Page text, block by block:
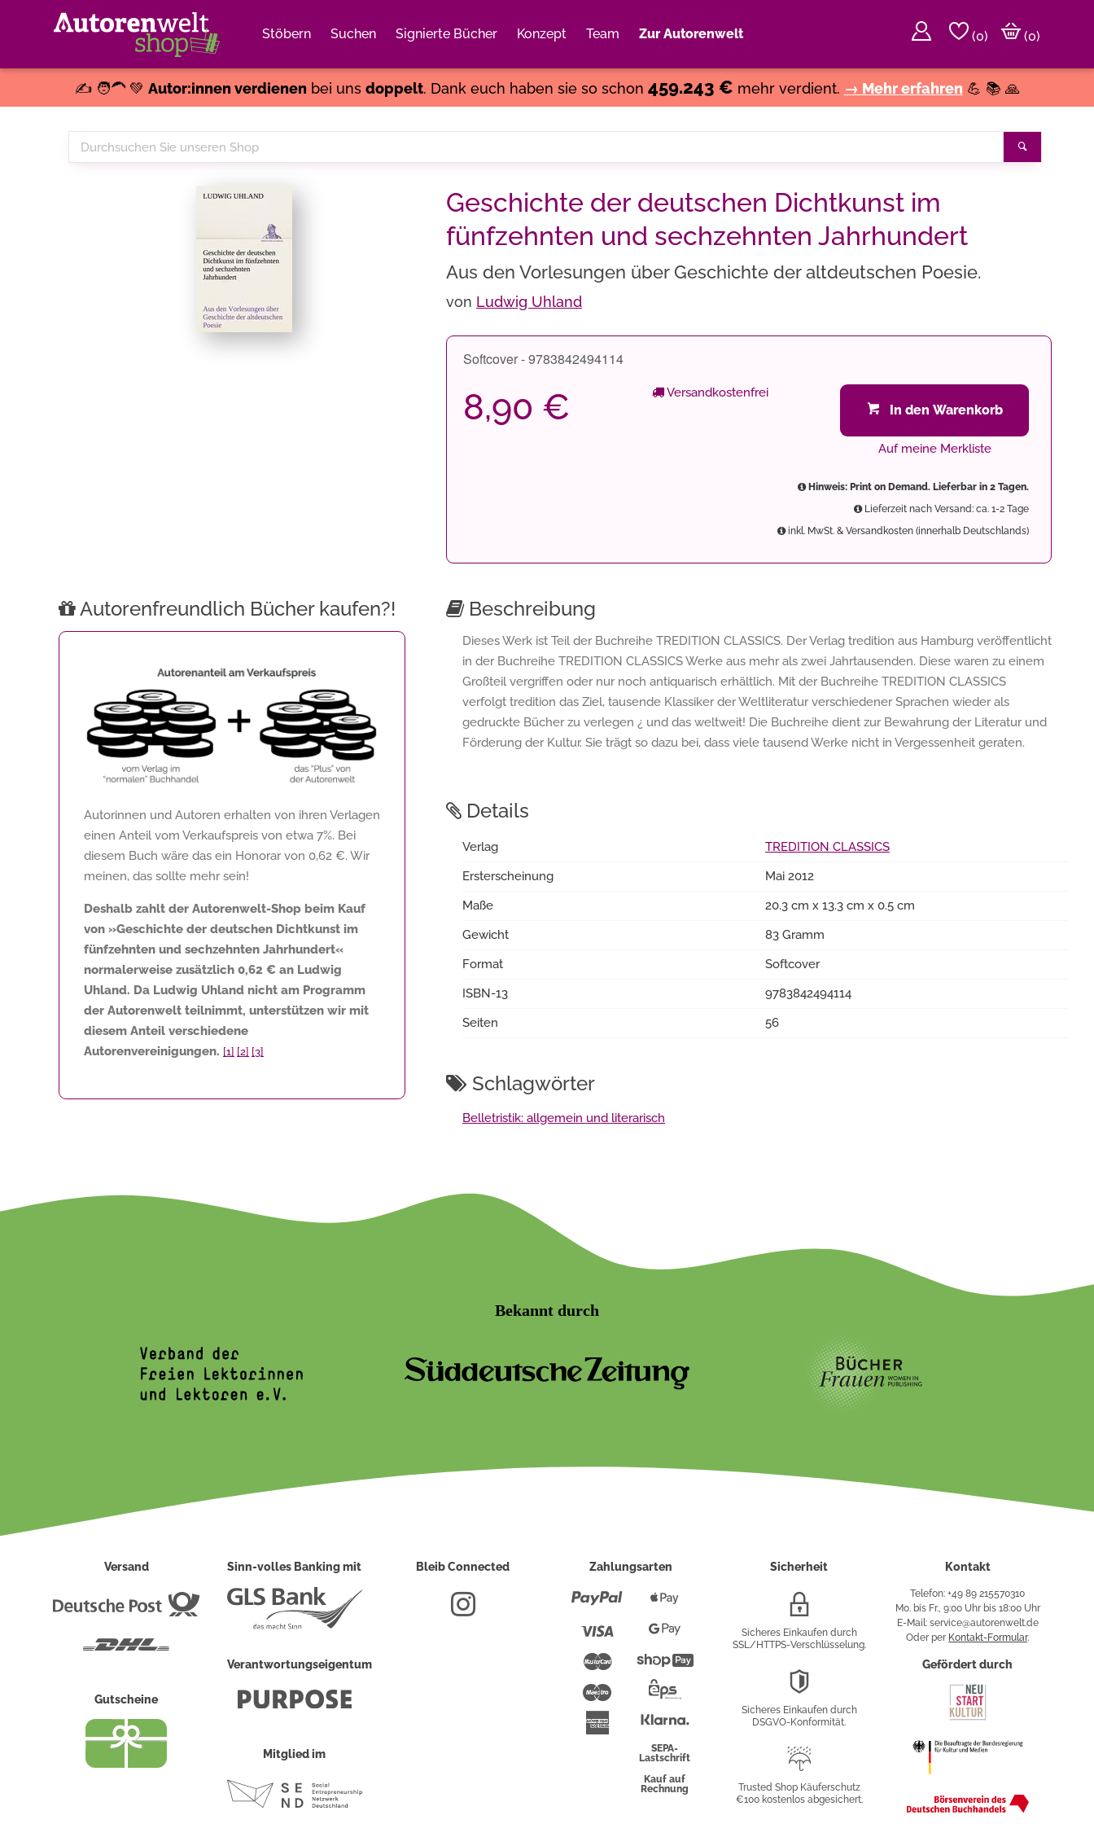
Stöbern Suchen Signierte Bücher Konzept Team Zur Autorenwelt (0)
(0)
✍️ 🧑‍🦱 💚 Autor:innen verdienenbei uns doppelt. Dank euch haben sie so schon 459.243 € mehr verdient. → Mehr erfahren 💪 📚 🙏
Durchsuchen
Sie
Geschichte der deutschen Dichtkunst im
fünfzehnten und sechzehnten Jahrhundert
Aus den Vorlesungen über Geschichte der altdeutschen Poesie.
von Ludwig Uhland
Softcover - 9783842494114
8,90 € Versandkostenfrei
In den Warenkorb
Auf meine Merkliste
Hinweis: Print on Demand. Lieferbar in 2 Tagen.
Lieferzeit nach Versand: ca. 1-2 Tage
inkl. MwSt. & Versandkosten (innerhalb Deutschlands)
Autorenfreundlich Bücher kaufen?!
Autorinnen und Autoren erhalten von ihren Verlagen
einen Anteil vom Verkaufspreis von etwa 7%. Bei
diesem Buch wäre das ein Honorar von 0,62 €. Wir
meinen, das sollte mehr sein!
Deshalb zahlt der Autorenwelt-Shop beim Kauf
von »Geschichte der deutschen Dichtkunst im
fünfzehnten und sechzehnten Jahrhundert«
normalerweise zusätzlich 0,62 € an Ludwig
Uhland. Da Ludwig Uhland nicht am Programm
der Autorenwelt teilnimmt, unterstützen wir mit
diesem Anteil verschiedene
Autorenvereinigungen. [1] [2] [3]
Beschreibung
Dieses Werk ist Teil der Buchreihe TREDITION CLASSICS. Der Verlag tredition aus Hamburg veröffentlicht
in der Buchreihe TREDITION CLASSICS Werke aus mehr als zwei Jahrtausenden. Diese waren zu einem
Großteil vergriffen oder nur noch antiquarisch erhältlich. Mit der Buchreihe TREDITION CLASSICS
verfolgt tredition das Ziel, tausende Klassiker der Weltliteratur verschiedener Sprachen wieder als
gedruckte Bücher zu verlegen ¿ und das weltweit! Die Buchreihe dient zur Bewahrung der Literatur und
Förderung der Kultur. Sie trägt so dazu bei, dass viele tausend Werke nicht in Vergessenheit geraten.
Details
Verlag
TREDITION CLASSICS
Ersterscheinung
Mai 2012
Maße
20.3 cm x 13.3 cm x 0.5 cm
Gewicht
83 Gramm
Format
Softcover
ISBN-13
9783842494114
Seiten
56
Schlagwörter
Belletristik: allgemein und literarisch
Bekannt durch
Versand
Deutsche
Gutscheine
Sinn-volles Banking mit
Verantwortungseigentum
Mitglied im
Bleib Connected Zahlungsarten
Paypal
Mastercard
Maestro
American
Express
Pay
PayShopify
Überweisung
SEPA-
Lastschrift
Kauf auf
Rechnung
Sicherheit
Verschlüsselung
Sicheres Einkaufen durch
SSL/HTTPS-Verschlüsselung.
Sicheres Einkaufen durch
DSGVO-Konformität.
Käuferschutz
Trusted Shop Käuferschutz
€100 kostenlos abgesichert.
Kontakt
Telefon: +49 89 215570310
Mo. bis Fr., 9:00 Uhr bis 18:00 Uhr
E-Mail: service@autorenwelt.de
Oder per Kontakt-Formular.
Gefördert durch